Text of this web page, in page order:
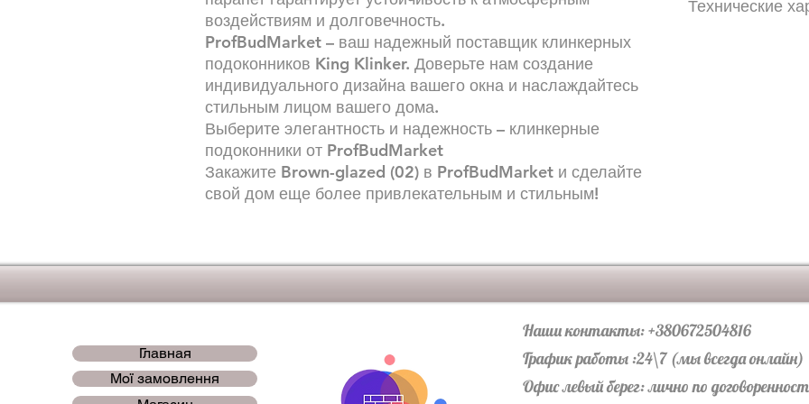
воздействиям и долговечность.
ProfBudMarket – ваш надежный поставщик клинкерных
подоконников King Klinker. Доверьте нам создание
индивидуального дизайна вашего окна и наслаждайтесь
стильным лицом вашего дома.
Выберите элегантность и надежность – клинкерные
подоконники от ProfBudMarket
Закажите Brown-glazed (02) в ProfBudMarket и сделайте
свой дом еще более привлекательным и стильным!
content/uploads/
Технические
Главная
Мої замовлення
Наши контакты: +380672504816
График работы :24\7 (мы всегда онлайн)
Офис левый берег: лично по